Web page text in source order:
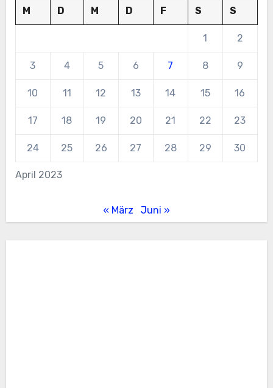
April 2023
M D M D F S S
1 2
3 4 5 6 7 8 9
10 11 12 13 14 15 16
17 18 19 20 21 22 23
24 25 26 27 28 29 30
« März Juni »